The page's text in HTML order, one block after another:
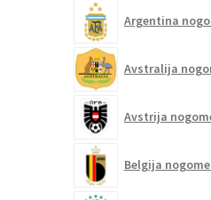
Argentina
Avstralija
Avstrija
Belgija